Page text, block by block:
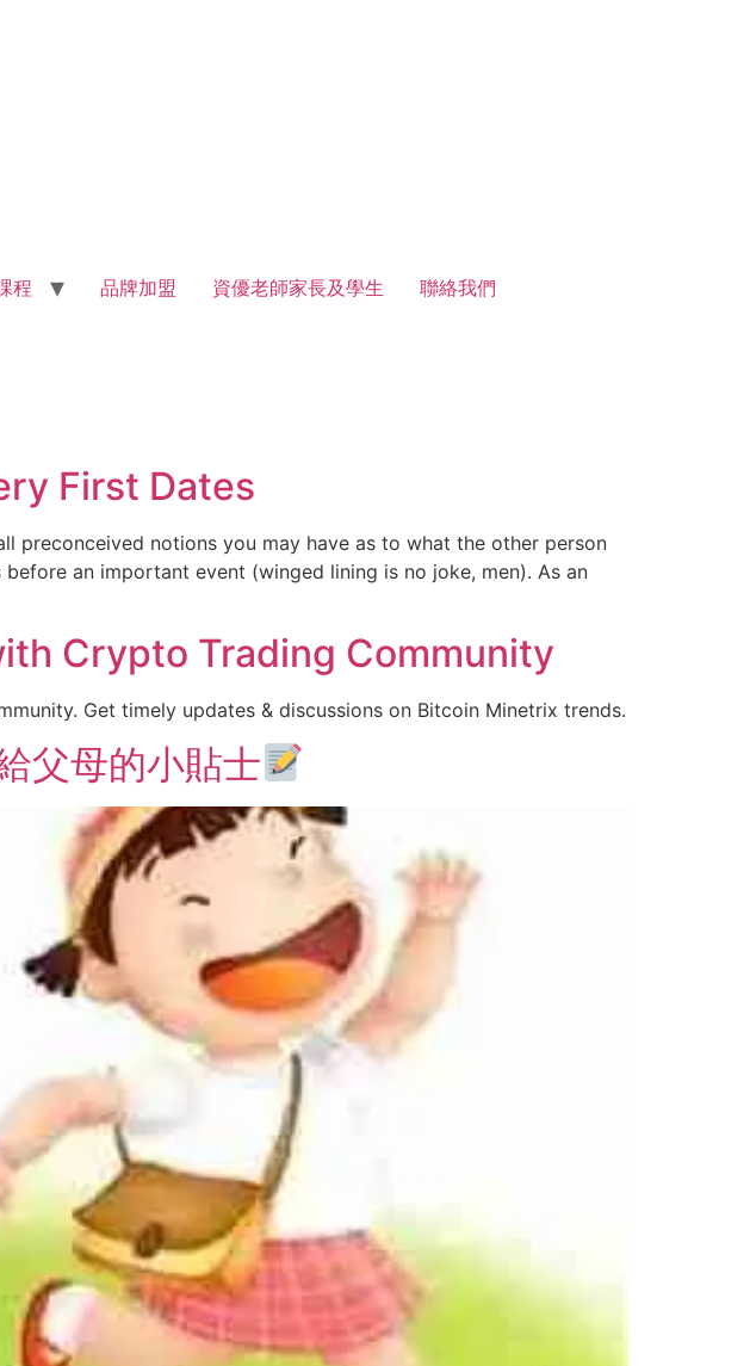
程 品牌加盟 資優老師家長及學生
聯絡我們
First Dates
preconceived notions you may have as to what the other person
an important event (winged lining is no joke, men). As an
Crypto Trading Community
Get timely updates & discussions on Bitcoin Minetrix trends.
父母的小貼士